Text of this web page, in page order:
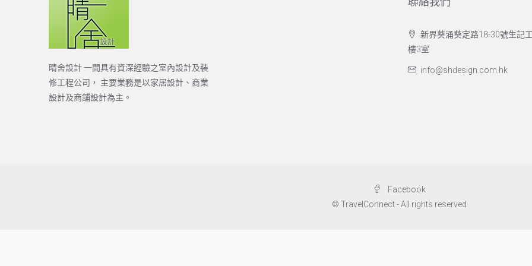
晴舍設計 一間具有資深經驗之室內設計及裝
修工程公司， 主要業務是以家居設計、商業
設計及商舖設計為主。
新界葵涌葵定路18-30號生記
樓3室
info@shdesign.com.hk
Facebook
© TravelConnect - All rights reserved